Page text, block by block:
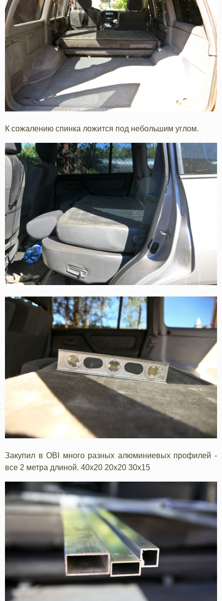
К сожалению спинка ложится под небольшим углом.
Закупил в OBI много разных алюминиевых профилей -
все 2 метра длиной. 40х20 20х20 30х15